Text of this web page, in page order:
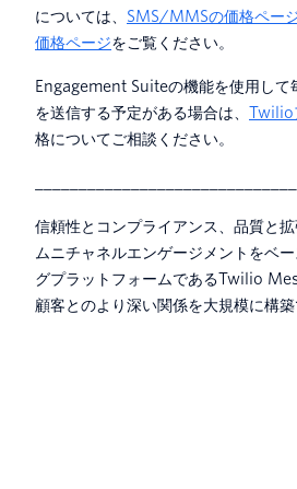
については、 SMS/MMSの価格ペー
価格ページをご覧ください。
Engagement Suiteの機能を使用して
を送信する予定がある場合は、 Twilio
格についてご相談ください。
信頼性とコンプライアンス、品質と
ムニチャネルエンゲージメントをベ
グプラットフォームであるTwilio
顧客とのより深い関係を大規模に構築